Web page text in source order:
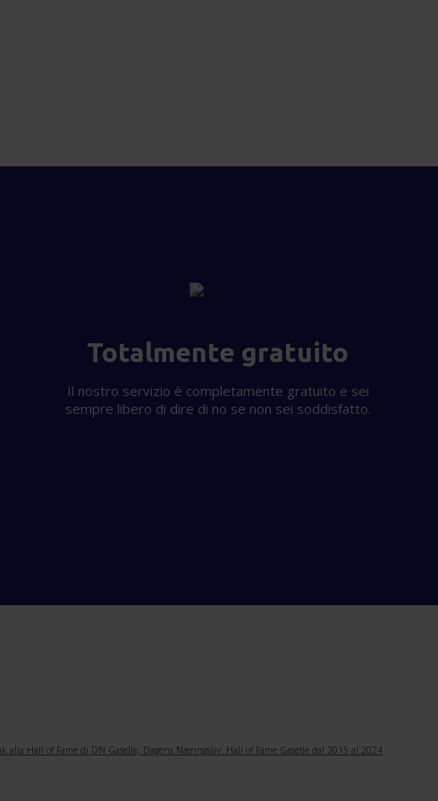
Totalmente gratuito
Il nostro servizio è completamente gratuito e sei
sempre libero di dire di no se non sei soddisfatto.